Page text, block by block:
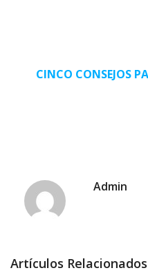
CINCO CONSEJOS
Admin
Artículos Relacionados